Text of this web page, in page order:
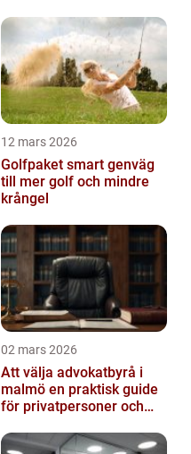
12 mars 2026
Golfpaket smart genväg
till mer golf och mindre
krångel
02 mars 2026
Att välja advokatbyrå i
malmö en praktisk guide
för privatpersoner och